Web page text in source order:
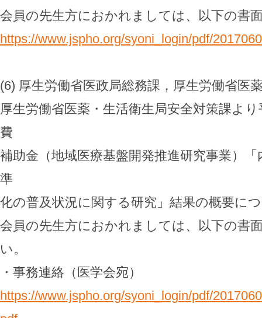
会員の先生方におかれましては、以下の書
https://www.jspho.org/syoni_login/pdf/
(6) 厚生労働省医政局総務課，厚生労働省医
厚生労働省医薬・生活衛生局安全対策課よ
費
補助金（地域医療基盤開発推進研究事業）
準
化の普及状況に関する研究」結果の概要に
会員の先生方におかれましては、以下の書
い。
・事務連絡（医学会宛）
https://www.jspho.org/syoni_login/pdf/